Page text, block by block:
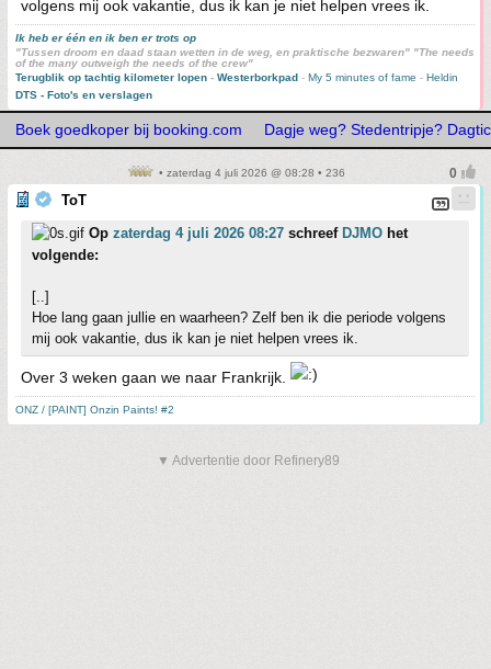
volgens mij ook vakantie, dus ik kan je niet helpen vrees ik.
Ik heb er één en ik ben er trots op
"Tussen droom en daad staan wetten in de weg, en praktische bezwaren" "The needs
of the many outweigh the needs of the crew"
Terugblik op tachtig kilometer lopen - Westerborkpad - My 5 minutes of fame - Heldin
DTS - Foto's en verslagen
Boek goedkoper bij booking.com Dagje weg? Stedentripje?
• zaterdag 4 juli 2026 @ 08:28 • 236
ToT
Op zaterdag 4 juli 2026 08:27 schreef DJMO het
volgende:
[..]
Hoe lang gaan jullie en waarheen? Zelf ben ik die periode volgens
mij ook vakantie, dus ik kan je niet helpen vrees ik.
Over 3 weken gaan we naar Frankrijk.
ONZ / [PAINT] Onzin Paints! #2
▼ Advertentie door Refinery89